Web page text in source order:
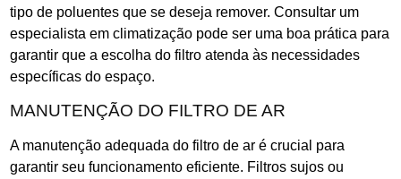
tipo de poluentes que se deseja remover. Consultar um
especialista em climatização pode ser uma boa prática para
garantir que a escolha do filtro atenda às necessidades
específicas do espaço.
MANUTENÇÃO DO FILTRO DE AR
A manutenção adequada do filtro de ar é crucial para
garantir seu funcionamento eficiente. Filtros sujos ou